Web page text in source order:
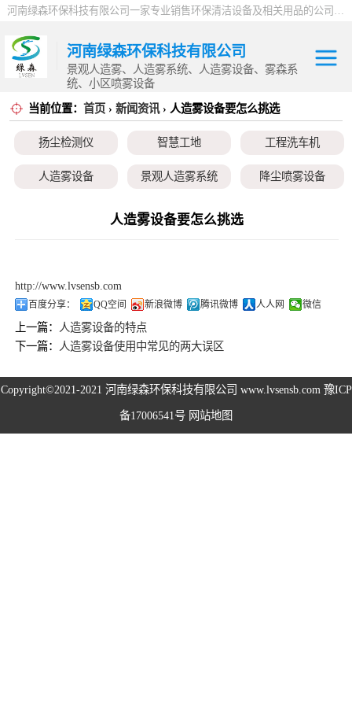
河南绿森环保科技有限公司一家专业销售环保清洁设备及相关用品的公司，产品包括：音乐喷泉、雾森系统、人造雾设备、景观人造雾、人造雾系统、小区喷雾设备、高压喷雾降尘设备、料仓喷雾除尘系统、喷雾降温加湿设备、郑州喷雾消毒设备，等八大系列上百个品种。
河南绿森环保科技有限公司
景观人造雾、人造雾系统、人造雾设备、雾森系
统、小区喷雾设备
当前位置： 首页 › 新闻资讯› 人造雾设备要怎么挑选
扬尘检测仪 智慧工地 工程洗车机
人造雾设备 景观人造雾系统 降尘喷雾设备
高空除尘雾桩
人造雾设备要怎么挑选
http://www.lvsensb.com
百度分享： QQ空间 新浪微博 腾讯微博 人人网 微信
上一篇： 人造雾设备的特点
下一篇： 人造雾设备使用中常见的两大误区
Copyright©2021-2021 河南绿森环保科技有限公司 www.lvsensb.com 豫ICP
备17006541号 网站地图
扬尘检测仪
智慧工地
降尘喷雾设备
小区喷雾设备
高空除尘雾桩